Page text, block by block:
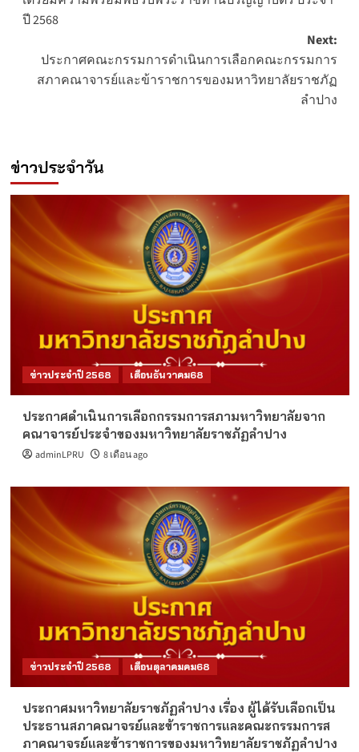
ปี 2568
Next:
ประกาศคณะกรรมการดำเนินการเลือกคณะกรรมการ
สภาคณาจารย์และข้าราชการของมหาวิทยาลัยราชภัฏ
ลำปาง
ข่าวประจำวัน
ข่าวประจำปี 2568 เดือนธันวาคม68
ประกาศดำเนินการเลือกกรรมการสภามหาวิทยาลัยจาก
คณาจารย์ประจำของมหาวิทยาลัยราชภัฏลำปาง
adminLPRU 8 เดือน ago
ข่าวประจำปี 2568 เดือนตุลาคมคม68
ประกาศมหาวิทยาลัยราชภัฏลำปาง เรื่อง ผู้ได้รับเลือกเป็น
ประธานสภาคณาจรย์และข้าราชการและคณะกรรมการส
ภาคณาจรย์และข้าราชการของมหาวิทยาลัยราชภัฏลำปาง